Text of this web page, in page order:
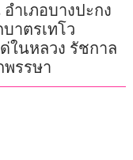
ำเภอบางปะกง
าตรเทโว
ในหลวง รัชกาล
รรษา